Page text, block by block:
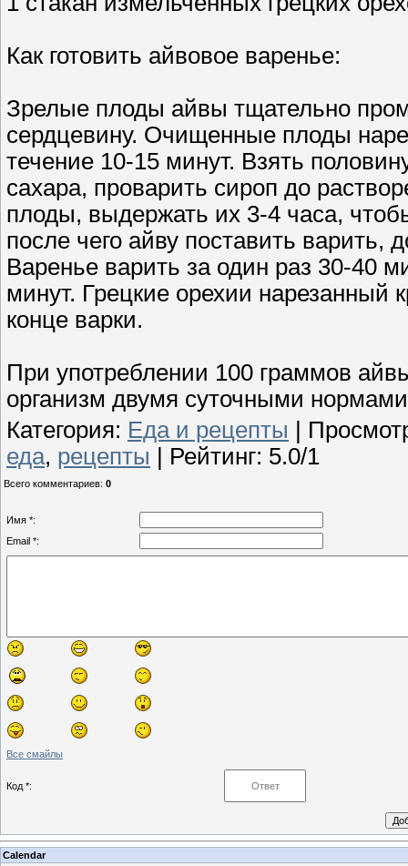
Как готовить айвовое варенье:
Зрелые плоды айвы тщательно
сердцевину. Очищенные плоды
течение 10-15 минут. Взять
сахара, проварить сироп до
плоды, выдержать их 3-4 часа,
после чего айву поставить варить,
Варенье варить за один раз 30-40
минут. Грецкие орехии нарезанный
конце варки.
При употреблении 100 граммов
организм двумя суточными
Категория: Еда и рецепты
еда, рецепты Рейтинг: 5.0/1
Всего комментариев: 0
Имя *:
Email *:
Все смайлы
Код *:
Calendar